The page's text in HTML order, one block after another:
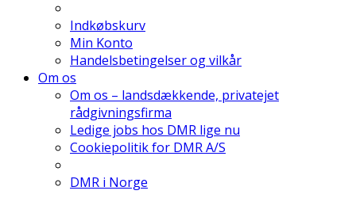
Indkøbskurv
Min Konto
Handelsbetingelser og vilkår
Om os
Om os – landsdækkende, privatejet
rådgivningsfirma
Ledige jobs hos DMR lige nu
Cookiepolitik for DMR A/S
DMR i Norge